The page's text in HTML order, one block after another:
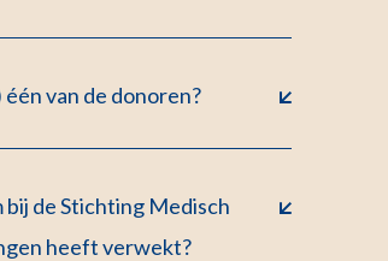
van de donoren?
de Stichting Medisch
heeft verwekt?